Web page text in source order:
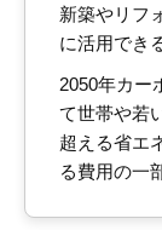
新築やリフ
に活用でき
2050年カー
て世帯や若
超える省エ
る費用の一